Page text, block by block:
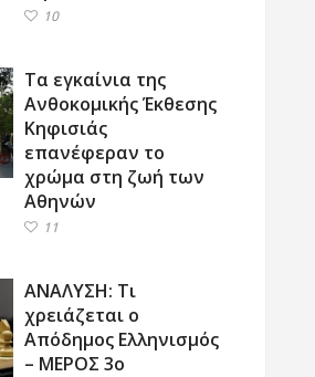
10
Τα εγκαίνια της
Ανθοκομικής Έκθεσης
Κηφισιάς
επανέφεραν το
χρώμα στη ζωή των
Αθηνών
11
ΑΝΑΛΥΣΗ: Τι
χρειάζεται ο
Απόδημος Ελληνισμός
– ΜΕΡΟΣ 3ο